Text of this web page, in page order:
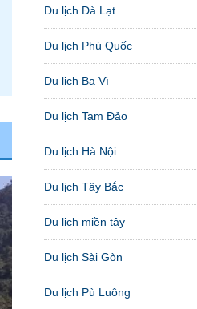
Du lịch Đà Lạt
Du lịch Phú Quốc
Du lịch Ba Vì
Du lịch Tam Đảo
Du lịch Hà Nội
Du lịch Tây Bắc
Du lịch miền tây
Du lịch Sài Gòn
Du lịch Pù Luông